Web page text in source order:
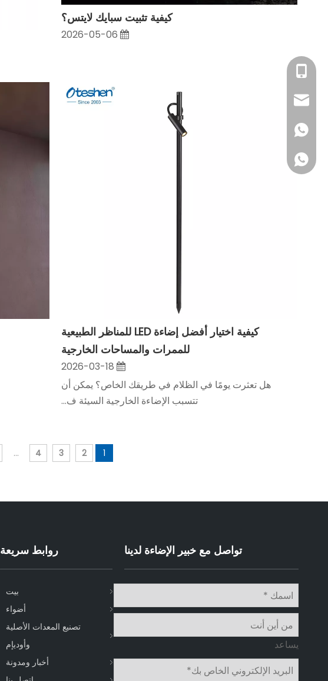
كيفية تثبيت سبايك لايتس؟
2026-05-06
كيفية اختيار أفضل إضاءة LED للمناظر الطبيعية
للممرات والمساحات الخارجية
2026-03-18
هل تعثرت يومًا في الظلام في طريقك الخاص؟ يمكن أن
تتسبب الإضاءة الخارجية السيئة ف...
1
2
3
4
...
+86-
+86 18022230106
روابط سريعة
بيت
أضواء
تصنيع المعدات الأصلية
وأوديإم
أخبار ومدونة
تواصل مع خبير الإضاءة لدينا
يساعد